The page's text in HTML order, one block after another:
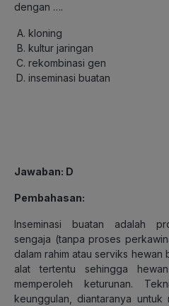
dengan ….
kloning
kultur jaringan
rekombinasi gen
inseminasi buatan
Jawaban: D
Pembahasan:
Inseminasi buatan adalah
sengaja (tanpa proses
dalam rahim atau serviks
alat tertentu sehingga
memperoleh keturunan.
keunggulan, diantaranya untuk